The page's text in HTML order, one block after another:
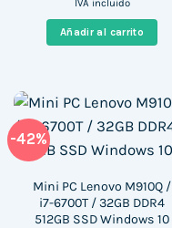
era:
1.099,00 €.
IVA incluido
Añadir al carrito
-42%
Mini PC Lenovo M910Q /
i7-6700T / 32GB DDR4
512GB SSD Windows 10